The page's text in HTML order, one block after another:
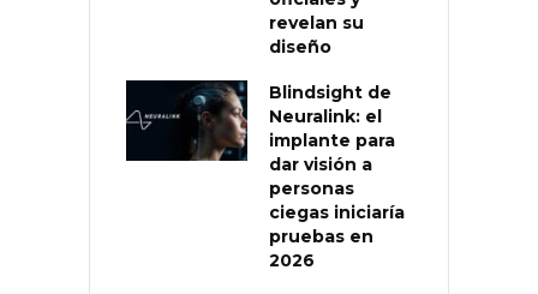
revelan su
diseño
Blindsight de
Neuralink: el
implante para
dar visión a
personas
ciegas iniciaría
pruebas en
2026